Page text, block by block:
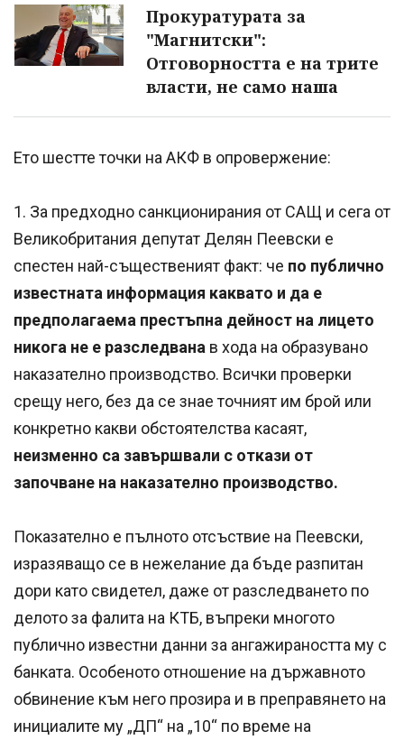
Прокуратурата за
"Магнитски":
Отговорността е на трите
власти, не само наша
Ето шестте точки на АКФ в опровержение:
1. За предходно санкционирания от САЩ и сега от
Великобритания депутат Делян Пеевски е
спестен най-същественият факт: че по публично
известната информация каквато и да е
предполагаема престъпна дейност на лицето
никога не е разследвана в хода на образувано
наказателно производство. Всички проверки
срещу него, без да се знае точният им брой или
конкретно какви обстоятелства касаят,
неизменно са завършвали с откази от
започване на наказателно производство.
Показателно е пълното отсъствие на Пеевски,
изразяващо се в нежелание да бъде разпитан
дори като свидетел, даже от разследването по
делото за фалита на КТБ, въпреки многото
публично известни данни за ангажираността му с
банката. Особеното отношение на държавното
обвинение към него прозира и в преправянето на
инициалите му „ДП“ на „10“ по време на